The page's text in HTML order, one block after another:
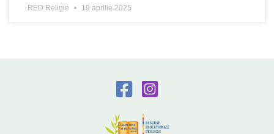
RED Religie 19 aprilie 2025